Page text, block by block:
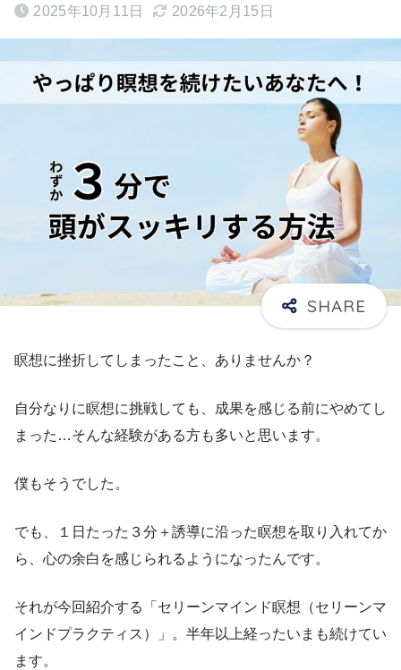
2025年10月11日 2026年2月15日
瞑想に挫折してしまったこと、ありませんか？
自分なりに瞑想に挑戦しても、成果を感じる前にやめてし
まった…そんな経験がある方も多いと思います。
僕もそうでした。
でも、１日たった３分＋誘導に沿った瞑想を取り入れてか
ら、心の余白を感じられるようになったんです。
それが今回紹介する「セリーンマインド瞑想（セリーンマ
インドプラクティス）」。半年以上経ったいまも続けてい
ます。